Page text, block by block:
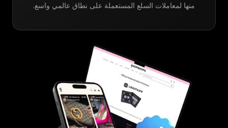
منها لمعاملات السلع المستعملة على نطاق عالمي واسع.